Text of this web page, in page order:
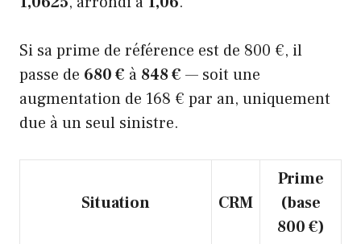
Si sa prime de référence est de 800 €, il
passe de 680 € à 848 € — soit une
augmentation de 168 € par an, uniquement
due à un seul sinistre.
Situation CRM
Prime
(base
800 €)